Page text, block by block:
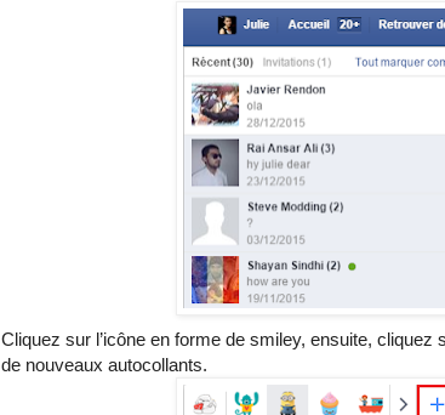
Cliquez sur l’icône en forme de smiley, ensuite,
de nouveaux autocollants.